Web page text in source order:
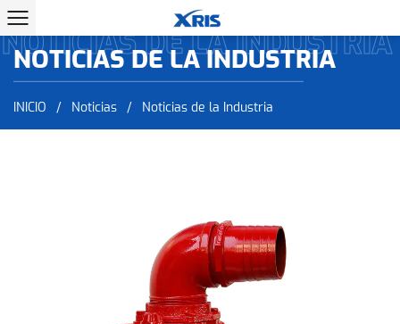
NOTICIAS DE LA INDUSTRIA
NOTICIAS DE LA INDUSTRIA
INICIO / Noticias / Noticias de la Industria